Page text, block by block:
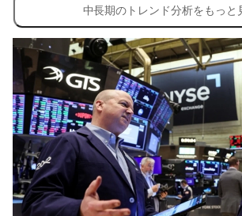
中長期のトレンド分析をもっと